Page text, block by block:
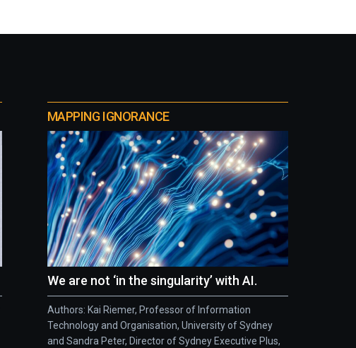
MAPPING IGNORANCE
We are not ‘in the singularity’ with AI.
Authors: Kai Riemer, Professor of Information
Technology and Organisation, University of Sydney
and Sandra Peter, Director of Sydney Executive Plus,